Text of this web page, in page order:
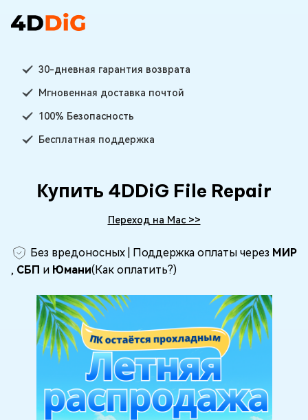
30-дневная гарантия возврата
Мгновенная доставка почтой
100% Безопасность
Бесплатная поддержка
Купить 4DDiG File Repair
Переход на Mac >>
Без вредоносных | Поддержка оплаты через МИР
, СБП и Юмани(Как оплатить?)